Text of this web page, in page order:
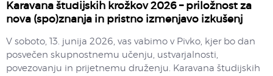
Karavana študijskih krožkov 2026 – priložnost za
nova (spo)znanja in pristno izmenjavo izkušenj
V soboto, 13. junija 2026, vas vabimo v Pivko, kjer bo dan
posvečen skupnostnemu učenju, ustvarjalnosti,
povezovanju in prijetnemu druženju. Karavana študijskih